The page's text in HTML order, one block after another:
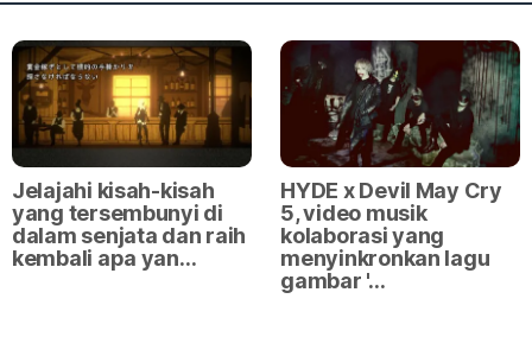
Jelajahi kisah-kisah
yang tersembunyi di
dalam senjata dan raih
kembali apa yan…
HYDE x Devil May Cry
5, video musik
kolaborasi yang
menyinkronkan lagu
gambar '…